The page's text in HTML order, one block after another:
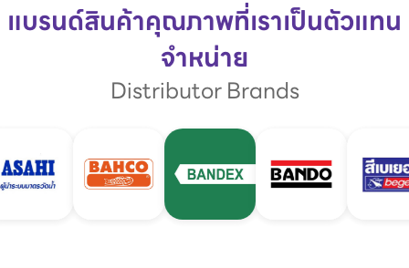
แบรนด์สินค้าคุณภาพที่เราเป็นตัวแทน
จำหน่าย
Distributor Brands